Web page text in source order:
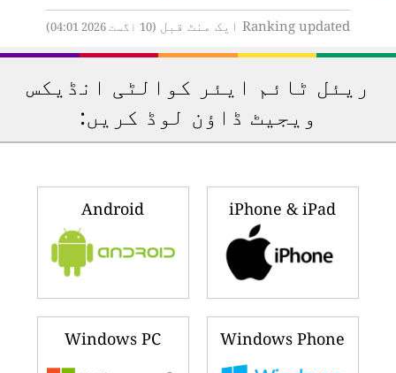
Ranking updated ایک منٹ قبل
ریئل ٹائم ایئر کوالٹی انڈیکس
ویجیٹ ڈاؤن لوڈ کریں:
iPhone & iPad
Android
Windows Phone
Windows PC